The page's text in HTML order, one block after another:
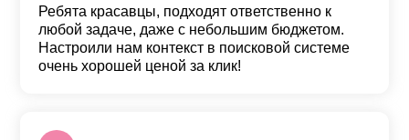
Ребята красавцы, подходят ответственно к
любой задаче, даже с небольшим бюджетом.
Настроили нам контекст в поисковой системе
очень хорошей ценой за клик!